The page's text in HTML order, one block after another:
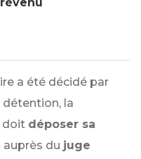
a été décidé par
détention, la
doit déposer sa
du juge